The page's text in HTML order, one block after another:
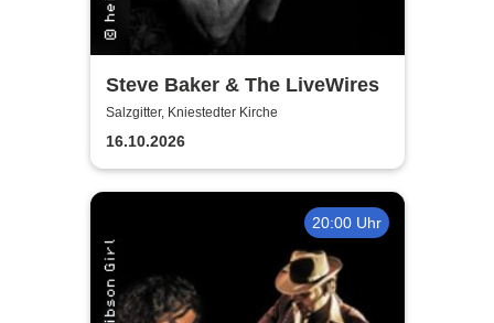
Steve Baker & The LiveWires
Salzgitter, Kniestedter Kirche
16.10.2026
20:00 Uhr